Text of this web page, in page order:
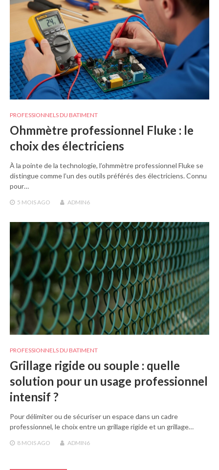
PROFESSIONNELS DU BATIMENT
Ohmmètre professionnel Fluke : le
choix des électriciens
À la pointe de la technologie, l’ohmmètre professionnel Fluke se
distingue comme l’un des outils préférés des électriciens. Connu
pour…
5 MOIS AGO ADMIN6
PROFESSIONNELS DU BATIMENT
Grillage rigide ou souple : quelle
solution pour un usage professionnel
intensif ?
Pour délimiter ou de sécuriser un espace dans un cadre
professionnel, le choix entre un grillage rigide et un grillage…
8 MOIS AGO ADMIN6